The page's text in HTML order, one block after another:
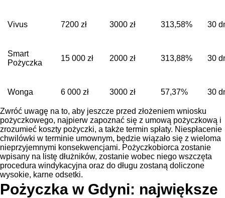
Vivus 7200 zł 3000 zł 313,58% 30
Smart
Pożyczka
15 000 zł 2000 zł 313,88% 30
Wonga 6 000 zł 3000 zł 57,37% 30
Zwróć uwagę na to, aby jeszcze przed złożeniem wniosku
pożyczkowego, najpierw zapoznać się z umową pożyczkową i
zrozumieć koszty pożyczki, a także termin spłaty. Niespłacenie
chwilówki w terminie umownym, będzie wiązało się z wieloma
nieprzyjemnymi konsekwencjami. Pożyczkobiorca zostanie
wpisany na listę dłużników, zostanie wobec niego wszczęta
procedura windykacyjna oraz do długu zostaną doliczone
wysokie, karne odsetki.
Pożyczka w Gdyni: największe